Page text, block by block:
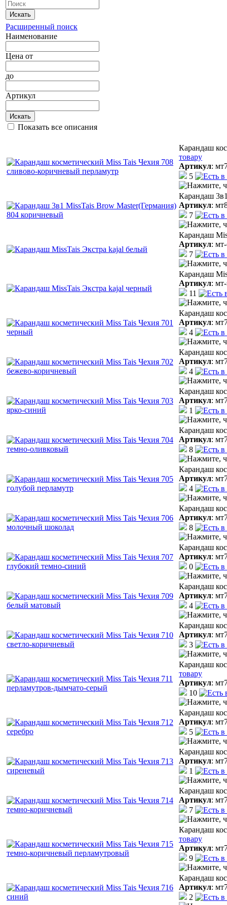
Искать
Расширенный поиск
Наименование
Цена от
до
Артикул
Искать
Показать все описания
Карандаш
товару
Артикул:
5
Карандаш
Артикул:
7
Карандаш
Артикул:
7
Карандаш
Артикул:
11
Карандаш
Артикул:
4
Карандаш
Артикул:
4
Карандаш
Артикул:
1
Карандаш
Артикул:
8
Карандаш
Артикул:
4
Карандаш
Артикул:
8
Карандаш
Артикул:
0
Карандаш
Артикул:
4
Карандаш
Артикул:
3
Карандаш
товару
Артикул:
10
Карандаш
Артикул:
5
Карандаш
Артикул:
1
Карандаш
Артикул:
7
Карандаш
товару
Артикул:
9
Карандаш
Артикул:
2